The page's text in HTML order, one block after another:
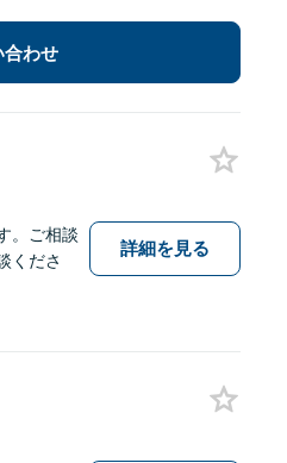
合わせ
。ご相談
くださ
詳細を見る